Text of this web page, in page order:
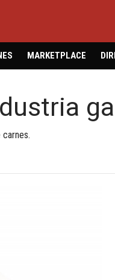
MARKETPLACE